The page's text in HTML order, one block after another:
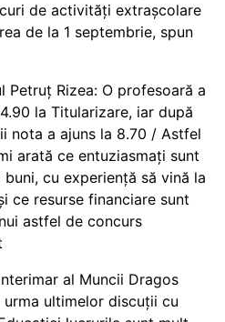
de activități extrașcolare
de la 1 septembrie, spun
Petruț Rizea: O profesoară a
la Titularizare, iar după
nota a ajuns la 8.70 / Astfel
arată ce entuziasmați sunt
cu experiență să vină la
ce resurse financiare sunt
astfel de concurs
al Muncii Dragos
urma ultimelor discuții cu